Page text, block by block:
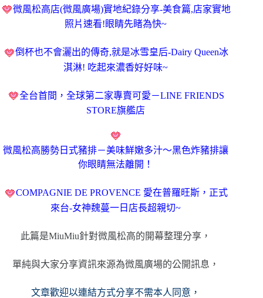
微風松高店(微風廣場)實地紀錄分享-美食篇,店家實地
照片速看!眼睛先睹為快~
倒杯也不會灑出的傳奇,就是冰雪皇后-Dairy Queen冰
淇淋! 吃起來濃香好好味~
全台首間，全球第二家專賣可愛－LINE FRIENDS
STORE旗艦店
微風松高勝勢日式豬排－美味鮮嫩多汁～黑色炸豬排讓
你眼睛無法離開！
COMPAGNIE DE PROVENCE 愛在普羅旺斯，正式
來台-女神魏蔓一日店長超親切~
此篇是MiuMiu針對微風松高的開幕整理分享，
單純與大家分享資訊來源為微風廣場的公開訊息，
文章歡迎以連結方式分享不需本人同意，